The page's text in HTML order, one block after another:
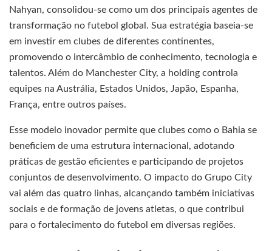
Nahyan, consolidou-se como um dos principais agentes de
transformação no futebol global. Sua estratégia baseia-se
em investir em clubes de diferentes continentes,
promovendo o intercâmbio de conhecimento, tecnologia e
talentos. Além do Manchester City, a holding controla
equipes na Austrália, Estados Unidos, Japão, Espanha,
França, entre outros países.
Esse modelo inovador permite que clubes como o Bahia se
beneficiem de uma estrutura internacional, adotando
práticas de gestão eficientes e participando de projetos
conjuntos de desenvolvimento. O impacto do Grupo City
vai além das quatro linhas, alcançando também iniciativas
sociais e de formação de jovens atletas, o que contribui
para o fortalecimento do futebol em diversas regiões.